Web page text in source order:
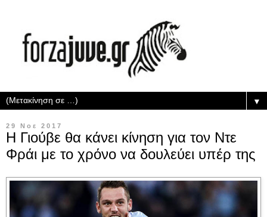
▼
29 Νοε 2017
Η Γιούβε θα κάνει κίνηση για τον Ντε
Φράι με το χρόνο να δουλεύει υπέρ της